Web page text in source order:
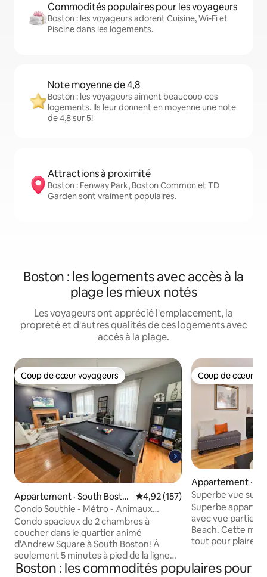
Commodités populaires pour les voyageurs
Boston : les voyageurs adorent Cuisine, Wi-Fi et
Piscine dans les logements.
Note moyenne de 4,8
Boston : les voyageurs aiment beaucoup ces
logements. Ils leur donnent en moyenne une note
de 4,8 sur 5!
Attractions à proximité
Boston : Fenway Park, Boston Common et TD
Garden sont vraiment populaires.
Boston : les logements avec accès à la
plage les mieux notés
Les voyageurs ont apprécié l'emplacement, la
propreté et d'autres qualités de ces logements avec
accès à la plage.
Coup de cœur voyageurs
Coup de cœur voyageurs
Appartement · South Bosto
n
Note moyenne de 4,92 sur 5,
4,92 (157)
Condo Southie - Métro - Animaux
acceptés - Table de billard
Condo spacieux de 2 chambres à
coucher dans le quartier animé
d'Andrew Square à South Boston! À
seulement 5 minutes à pied de la ligne
rouge et à moins de 10 minutes des
Coup de cœur
Coup de cœur
Appartement ·
Superbe vue sur
train Logan
Superbe
avec vue partielle
Beach. Cette
tout pour plaire !! Il suffit de monter un
au plancher de
Boston : les commodités populaires pour